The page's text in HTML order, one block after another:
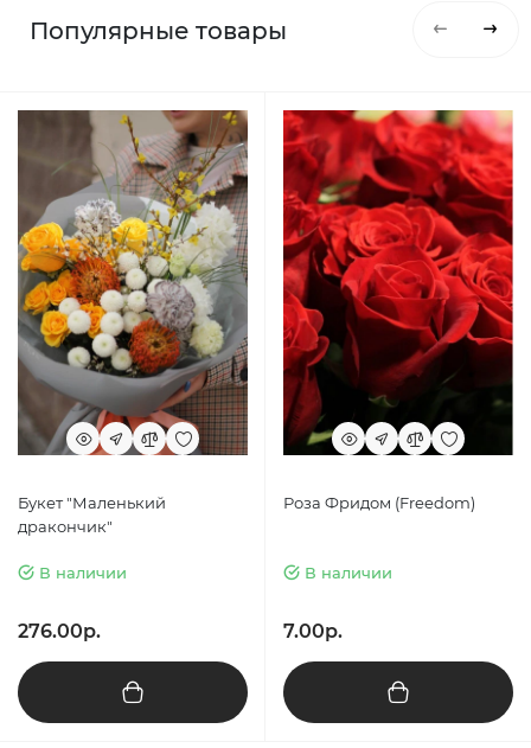
Популярные товары
Букет "Маленький
дракончик"
В наличии
276.00р.
Роза Фридом (Freedom)
В наличии
7.00р.